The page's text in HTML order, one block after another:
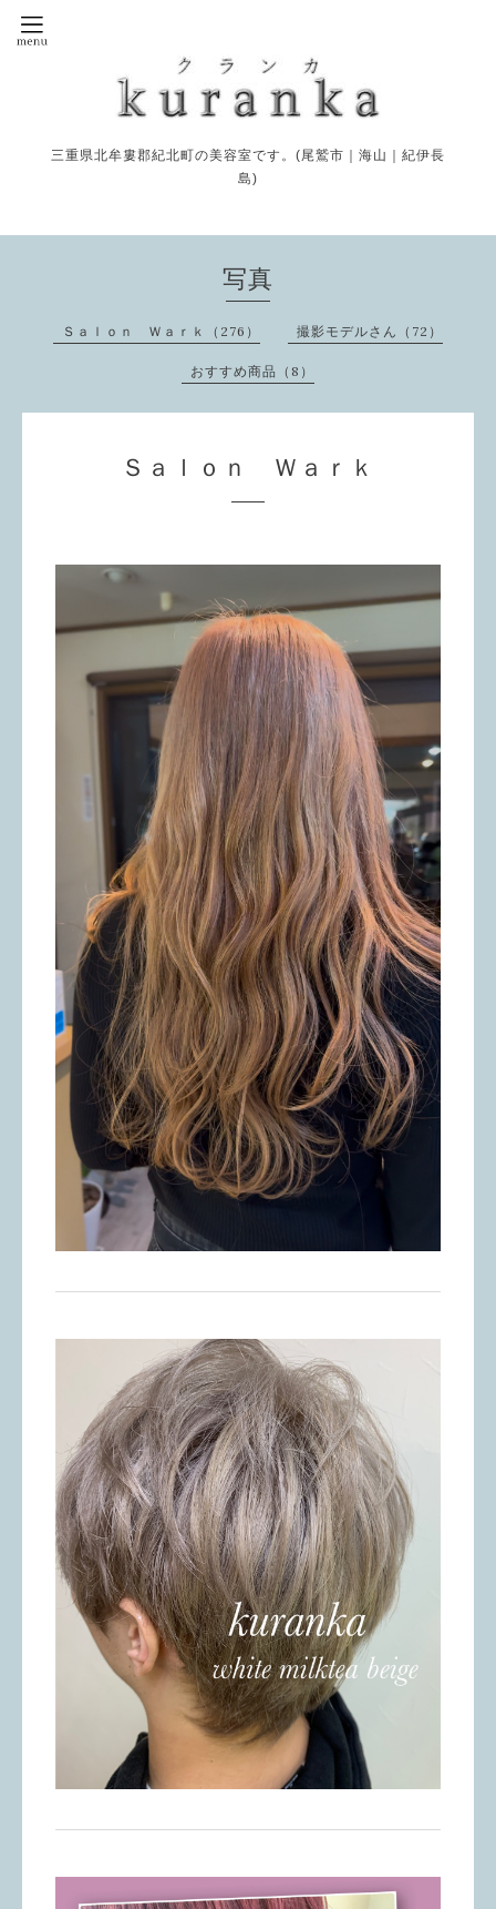
三重県北牟婁郡紀北町の美容室です。(尾鷲市｜海山｜紀伊長
島)
写真
Ｓａｌｏｎ Ｗａｒｋ（276） 撮影モデルさん（72）
おすすめ商品（8）
Ｓａｌｏｎ Ｗａｒｋ